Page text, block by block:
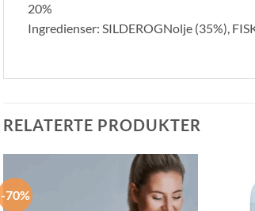
20%
Ingredienser: SILDEROGNolje (35%),
RELATERTE PRODUKTER
-70%